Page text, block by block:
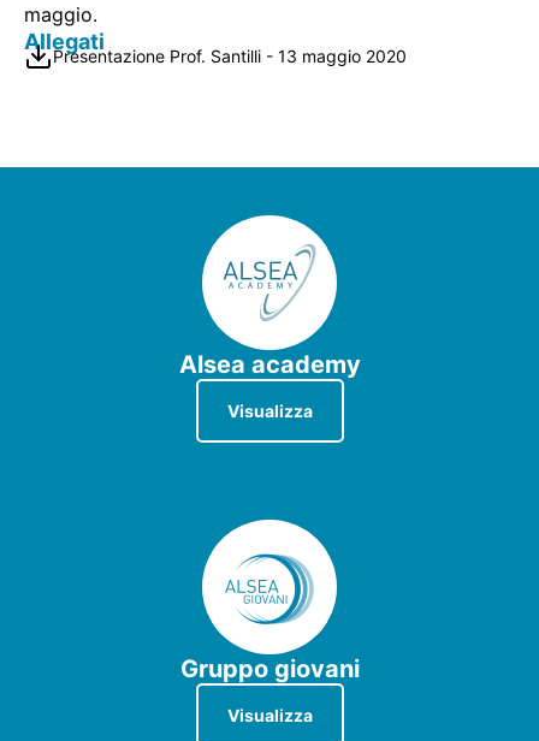
maggio.
Allegati
Presentazione Prof. Santilli - 13 maggio 2020
Alsea academy
Visualizza
Gruppo giovani
Visualizza